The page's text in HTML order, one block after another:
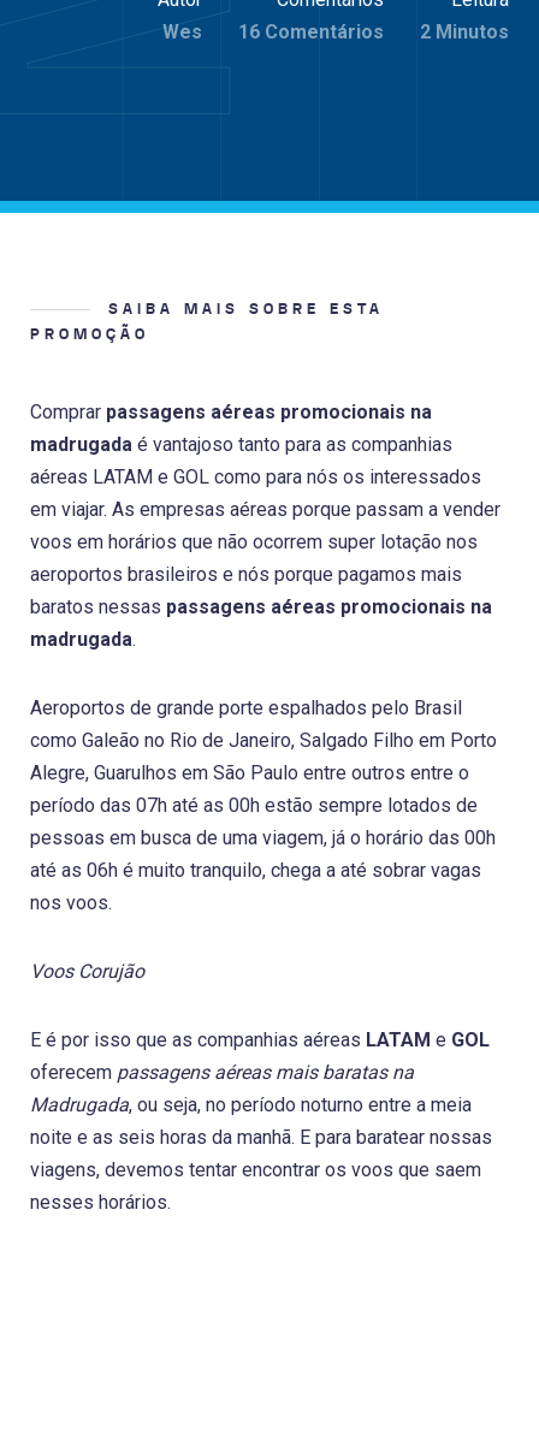
Wes
16 Comentários
2 Minutos
SAIBA MAIS SOBRE ESTA
PROMOÇÃO
Comprar passagens aéreas promocionais na
madrugada é vantajoso tanto para as companhias
aéreas LATAM e GOL como para nós os interessados
em viajar. As empresas aéreas porque passam a vender
voos em horários que não ocorrem super lotação nos
aeroportos brasileiros e nós porque pagamos mais
baratos nessas passagens aéreas promocionais na
madrugada.
Aeroportos de grande porte espalhados pelo Brasil
como Galeão no Rio de Janeiro, Salgado Filho em Porto
Alegre, Guarulhos em São Paulo entre outros entre o
período das 07h até as 00h estão sempre lotados de
pessoas em busca de uma viagem, já o horário das 00h
até as 06h é muito tranquilo, chega a até sobrar vagas
nos voos.
Voos Corujão
E é por isso que as companhias aéreas LATAM e GOL
oferecem passagens aéreas mais baratas na
Madrugada, ou seja, no período noturno entre a meia
noite e as seis horas da manhã. E para baratear nossas
viagens, devemos tentar encontrar os voos que saem
nesses horários.